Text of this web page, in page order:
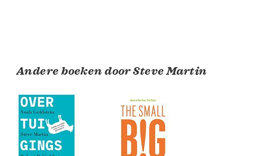
Andere boeken door Steve Martin